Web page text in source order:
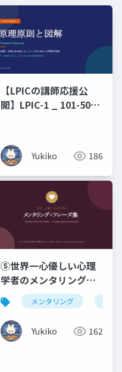
【LPICの講師応援公
開】LPIC-1 _ 101-500
ンジニアのための 7 日
間集中研修）コマンド
暗記ではなく、なぜそ
う動くのかを図で理解
Yukiko 186
⑤世界一心優しい心理
学者のメンタリング・
フレーズ集ビジネス編
× 恋人編 × 浄土真宗の
こころ _ Business ・
Romance ・ Words of
メンタリング
Yukiko 162